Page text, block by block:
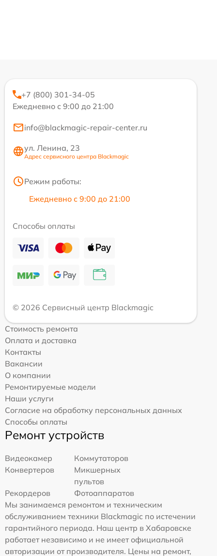
+7 (800) 301-34-05
Ежедневно с 9:00 до 21:00
info@blackmagic-repair-center.ru
ул. Ленина, 23
Адрес сервисного центра Blackmagic
Режим работы:
Ежедневно с 9:00 до 21:00
Способы оплаты
© 2026 Сервисный центр Blackmagic
Стоимость ремонта
Оплата и доставка
Контакты
Вакансии
О компании
Ремонтируемые модели
Наши услуги
Согласие на обработку персональных данных
Способы оплаты
Ремонт устройств
Видеокамер
Коммутаторов
Конвертеров
Микшерных
пультов
Рекордеров
Фотоаппаратов
Мы занимаемся ремонтом и техническим
обслуживанием техники Blackmagic по истечении
гарантийного периода. Наш центр в Хабаровске
работает независимо и не имеет официальной
авторизации от производителя. Цены на ремонт,